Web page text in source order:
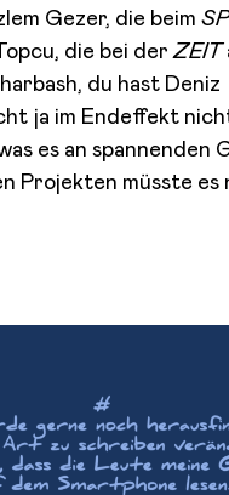
Gezer, die beim
die bei derZEIT
du hast Deniz
ja im Endeffekt
es an spannenden
Projekten müsste es